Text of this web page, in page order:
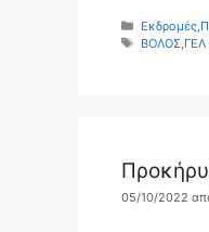
Κατηγορίες
Εκδρομές,
Ετικέτες
ΒΟΛΟΣ,
05/10/2022